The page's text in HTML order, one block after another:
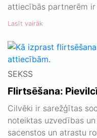
attiecībās partnerēm
Lasīt vairāk
SEKSS
Flirtsēšana:
Cilvēki ir sarežģītas
noteiktas uzvedības
sacenstos un atrastu